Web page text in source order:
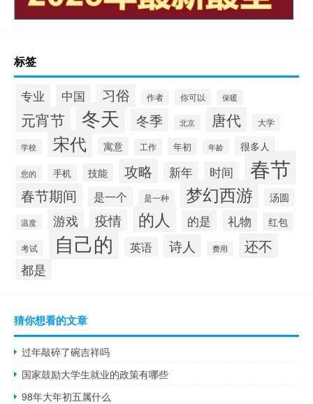
标签
专业 中国 习俗 作者 你可以 保暖
元宵节 冬天 冬季 北京 唐代 大学
学校 宋代 寓意 工作 年初 年龄 很多人
您的 手机 技能 攻略 新年 时间 春节
春节期间 是一个 是一种 梦幻西游 汤圆
温度 游戏 疫情 的人 的是 礼物 红包
考试 自己的 英语 诗人 费用 还不
都是
猜你想看的文章
过年敲碎了碗吉祥吗
国家鼓励大学生就业的政策有哪些
98年大年初五属什么